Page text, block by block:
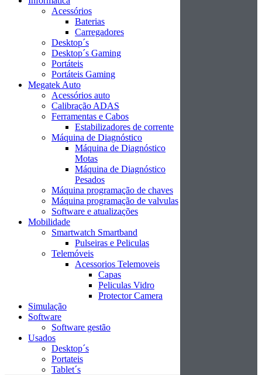
Acessórios
Baterias
Carregadores
Desktop´s
Desktop´s Gaming
Portáteis
Portáteis Gaming
Megatek Auto
Acessórios auto
Calibração ADAS
Ferramentas e Cabos
Estabilizadores de corrente
Máquina de Diagnóstico
Máquina de Diagnóstico
Motas
Máquina de Diagnóstico
Pesados
Máquina programação de chaves
Máquina programação de valvulas
Software e atualizações
Mobilidade
Smartwatch Smartband
Pulseiras e Peliculas
Telemóveis
Acessorios Telemoveis
Capas
Peliculas Vidro
Protector Camera
Simulação
Software
Software gestão
Usados
Desktop´s
Portateis
Tablet´s